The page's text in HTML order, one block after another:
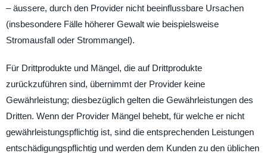
– äussere, durch den Provider nicht beeinflussbare Ursachen
(insbesondere Fälle höherer Gewalt wie beispielsweise
Stromausfall oder Strommangel).
Für Drittprodukte und Mängel, die auf Drittprodukte
zurückzuführen sind, übernimmt der Provider keine
Gewährleistung; diesbezüglich gelten die Gewährleistungen des
Dritten. Wenn der Provider Mängel behebt, für welche er nicht
gewährleistungspflichtig ist, sind die entsprechenden Leistungen
entschädigungspflichtig und werden dem Kunden zu den üblichen